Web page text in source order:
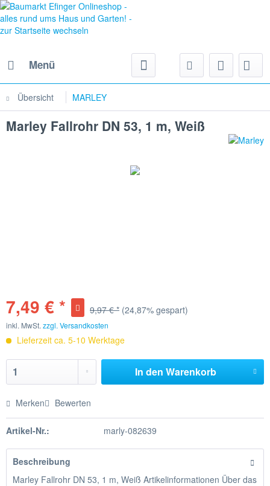
Menü
Übersicht MARLEY
Marley Fallrohr DN 53, 1 m, Weiß
7,49 € * 9,97 € * (24,87% gespart)
inkl. MwSt. zzgl. Versandkosten
Lieferzeit ca. 5-10 Werktage
In den Warenkorb
Merken Bewerten
Artikel-Nr.: marly-082639
Beschreibung
Marley Fallrohr DN 53, 1 m, Weiß Artikelinformationen Über das